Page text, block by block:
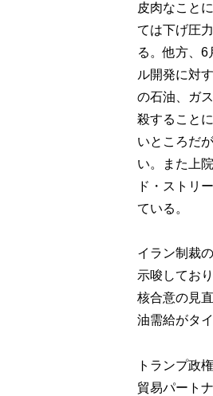
皮肉なこと
ては下げ圧
る。他方、6
ル開発に対
の石油、ガ
殺すること
いところだ
い。また上
ド・ストリ
ている。
イラン制裁
示唆してお
核合意の見
油需給がタ
トランプ政
貿易パート